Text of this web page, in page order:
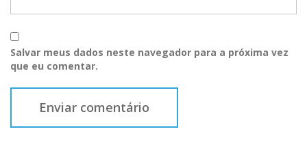
Salvar meus dados neste navegador para a próxima vez
que eu comentar.